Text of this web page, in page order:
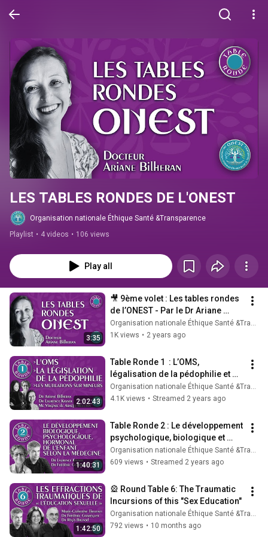
LES TABLES RONDES DE L'ONEST
Organisation nationale Éthique Santé &Transparence
Playlist • 4 videos • 106 views
Play all
3:35
🎥 9ème volet : Les tables rondes
de l’ONEST - Par le Dr Ariane
Bilheran
Organisation nationale Éthique Santé &Transparence
1K views • 2 years ago
2:02:43
Table Ronde 1  : L’OMS,
légalisation de la pédophilie et
mutilations sur mineurs
Organisation nationale Éthique Santé &Transparence
4.1K views • Streamed 2 years ago
1:40:31
Table Ronde 2 : Le développement
psychologique, biologique et
hormonal de l’enfant selon la
médecine
Organisation nationale Éthique Santé &Transparence
609 views • Streamed 2 years ago
1:42:50
🎡 Round Table 6: The Traumatic
Incursions of this "Sex Education"
Organisation nationale Éthique Santé &Transparence
792 views • 10 months ago